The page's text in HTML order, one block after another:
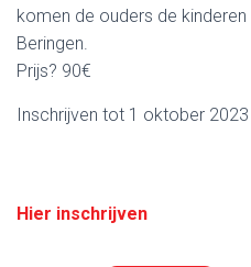
komen de ouders de
Beringen.
Prijs? 90€
Inschrijven tot 1 oktober 2023
Hier inschrijven